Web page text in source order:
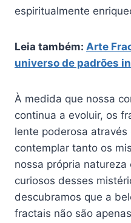
espiritualmente
Leia também: Arte
universo de padrões
À medida que nossa
continua a evoluir, os
lente poderosa
contemplar tanto os
nossa própria
curiosos desses
descubramos que a
fractais não são